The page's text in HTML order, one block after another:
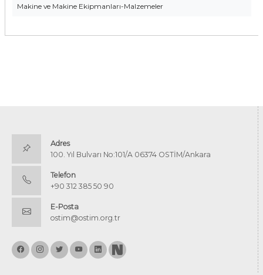
Makine ve Makine Ekipmanları-Malzemeler
Adres
100. Yıl Bulvarı No:101/A 06374 OSTİM/Ankara
Telefon
+90 312 385 50 90
E-Posta
ostim@ostim.org.tr